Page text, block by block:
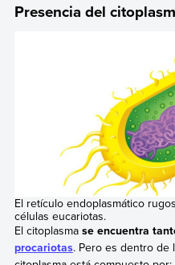
Presencia del
El retículo endoplasmático
células eucariotas.
El citoplasmase encuentra
procariotas. Pero es dentro de